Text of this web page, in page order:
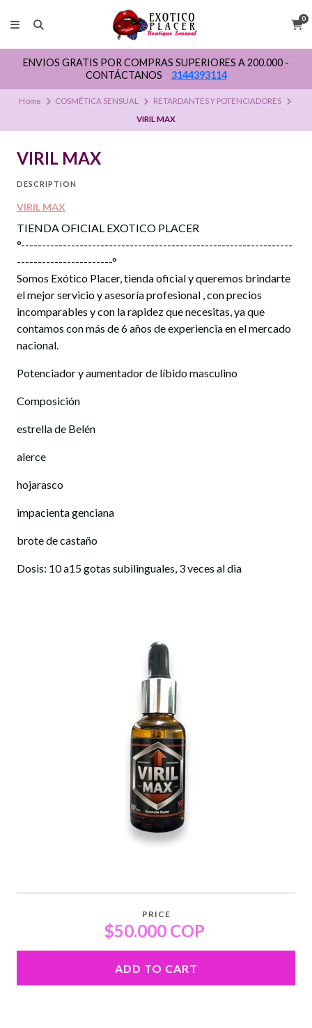
0
ENVIOS GRATIS POR COMPRAS SUPERIORES A 200.000 -
CONTÁCTANOS
3144393114
Home COSMÉTICA SENSUAL
RETARDANTES Y POTENCIADORES
VIRIL MAX
VIRIL MAX
DESCRIPTION
VIRIL MAX
TIENDA OFICIAL EXOTICO PLACER
°-----------------------------------------------------------------
-----------------------°
Somos Exótico Placer, tienda oficial y queremos brindarte
el mejor servicio y asesoría profesional , con precios
incomparables y con la rapidez que necesitas, ya que
contamos con más de 6 años de experiencia en el mercado
nacional.
Potenciador y aumentador de líbido masculino
Composición
estrella de Belén
alerce
hojarasco
impacienta genciana
brote de castaño
Dosis: 10 a15 gotas subilinguales, 3 veces al dia
PRICE
$50.000 COP
ADD TO CART